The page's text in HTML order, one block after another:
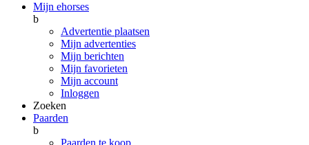
Mijn ehorses
b
Advertentie plaatsen
Mijn advertenties
Mijn berichten
Mijn favorieten
Mijn account
Inloggen
Zoeken
Paarden
b
Paarden te koop